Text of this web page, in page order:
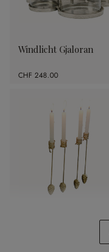
Windlicht Gjaloran
CHF 248.00